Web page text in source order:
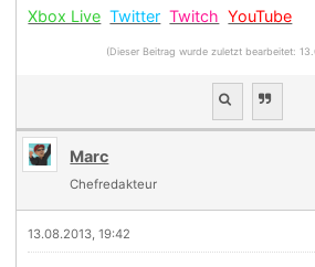
Xbox Live Twitter Twitch YouTube
(Dieser Beitrag wurde zuletzt bearbeitet:
Marc
Chefredakteur
13.08.2013, 19:42